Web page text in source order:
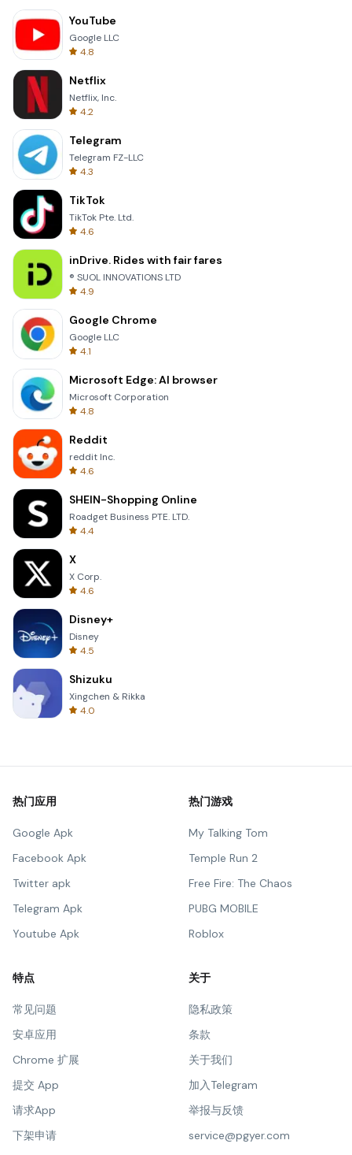
YouTube
Google LLC
4.8
Netflix
Netflix, Inc.
4.2
Telegram
Telegram FZ-LLC
4.3
TikTok
TikTok Pte. Ltd.
4.6
inDrive. Rides with fair fares
® SUOL INNOVATIONS LTD
4.9
Google Chrome
Google LLC
4.1
Microsoft Edge: AI browser
Microsoft Corporation
4.8
Reddit
reddit Inc.
4.6
SHEIN-Shopping Online
Roadget Business PTE. LTD.
4.4
X
X Corp.
4.6
Disney+
Disney
4.5
Shizuku
Xingchen & Rikka
4.0
热门应用
Google Apk
Facebook Apk
Twitter apk
Telegram Apk
Youtube Apk
热门游戏
My Talking Tom
Temple Run 2
Free Fire: The Chaos
PUBG MOBILE
Roblox
特点
常见问题
安卓应用
Chrome 扩展
提交 App
请求App
下架申请
关于
隐私政策
条款
关于我们
加入Telegram
举报与反馈
service@pgyer.com